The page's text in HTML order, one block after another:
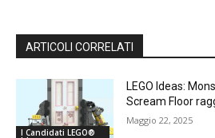
ARTICOLI CORRELATI
I Candidati LEGO®
LEGO Ideas:
Scream Floor
Maggio 22, 2025